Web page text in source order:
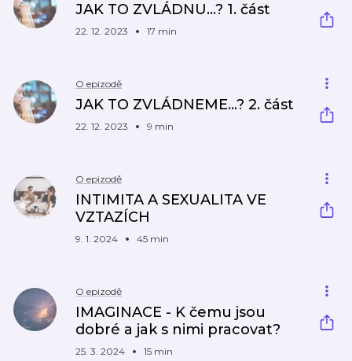
JAK TO ZVLÁDNU...? 1. část
22. 12. 2023 17 min
O epizodě
JAK TO ZVLÁDNEME...? 2. část
22. 12. 2023 9 min
O epizodě
INTIMITA A SEXUALITA VE
VZTAZÍCH
9. 1. 2024 45 min
O epizodě
IMAGINACE - K čemu jsou
dobré a jak s nimi pracovat?
25. 3. 2024 15 min